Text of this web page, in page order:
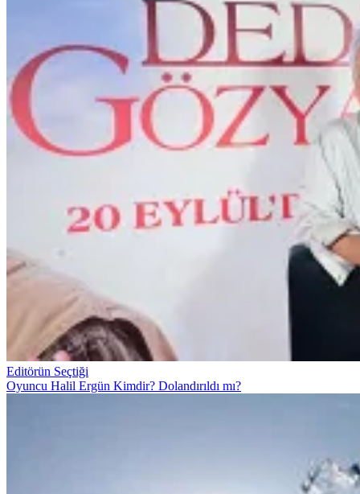
Editörün Seçtiği
Oyuncu Halil Ergün Kimdir? Dolandırıldı mı?